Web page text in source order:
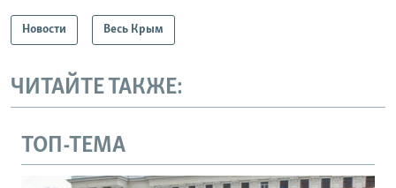
Новости Весь Крым
ЧИТАЙТЕ ТАКЖЕ:
ТОП-ТЕМА